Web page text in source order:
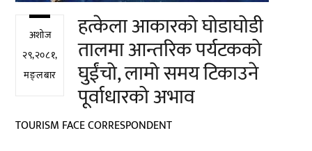
अशोज
२९,२०८१,
मङ्लबार
हत्केला आकारको घोडाघोडी
तालमा आन्तरिक पर्यटकको
घुईंचो, लामो समय टिकाउने
पूर्वाधारको अभाव
TOURISM FACE CORRESPONDENT